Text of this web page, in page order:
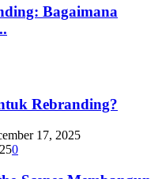
Bagaimana
Rebranding?
17, 2025
0